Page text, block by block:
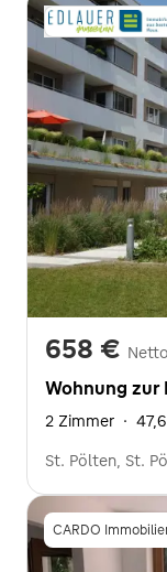
658 €
Wohnung zur
2 Zimmer ·
St. Pölten, St.
CARDO